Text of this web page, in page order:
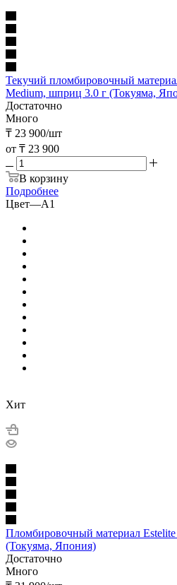
Текучий пломбировочный
Medium, шприц 3.0 г (Токуяма,
Достаточно
Много
₸ 23 900/шт
от ₸ 23 900
В корзину
Подробнее
Цвет—A1
Хит
Пломбировочный материал
(Токуяма, Япония)
Достаточно
Много